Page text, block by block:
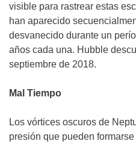
visible para rastrear estas
han aparecido
desvanecido durante un
años cada una. Hubble
septiembre de 2018.
Mal Tiempo
Los vórtices oscuros de
presión que pueden